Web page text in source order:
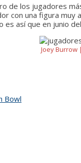
de los jugadores
con una figura muy
así que en junio
Joey Burrow
Bowl